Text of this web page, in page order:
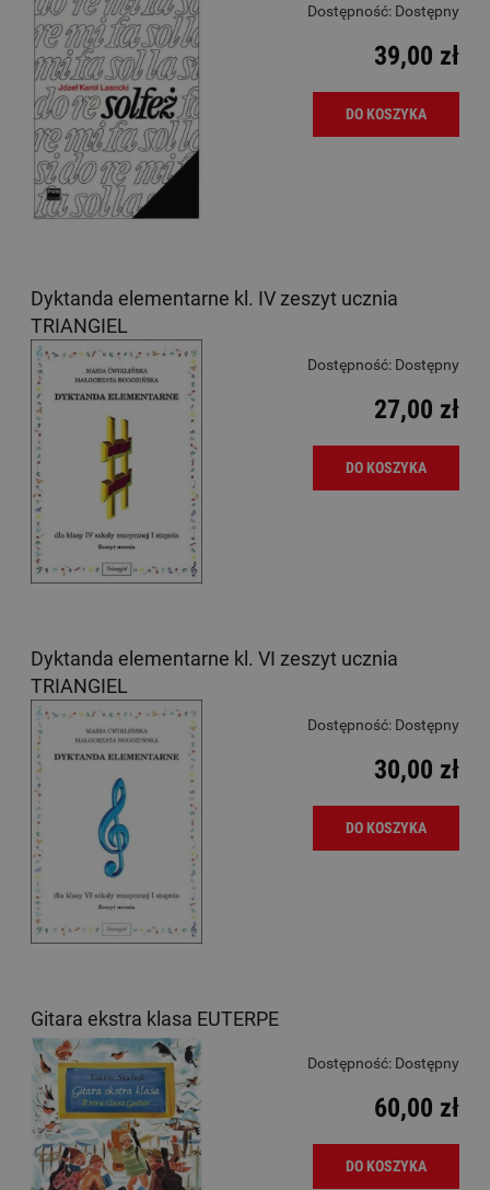
Dostępność: Dostępny
39,00 zł
DO KOSZYKA
Dyktanda elementarne kl. IV zeszyt ucznia
TRIANGIEL
Dostępność: Dostępny
27,00 zł
DO KOSZYKA
Dyktanda elementarne kl. VI zeszyt ucznia
TRIANGIEL
Dostępność: Dostępny
30,00 zł
DO KOSZYKA
Gitara ekstra klasa EUTERPE
Dostępność: Dostępny
60,00 zł
DO KOSZYKA